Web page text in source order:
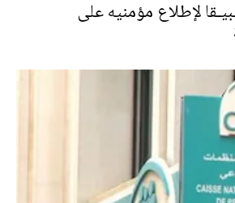
لإطلاع مؤمنيه على